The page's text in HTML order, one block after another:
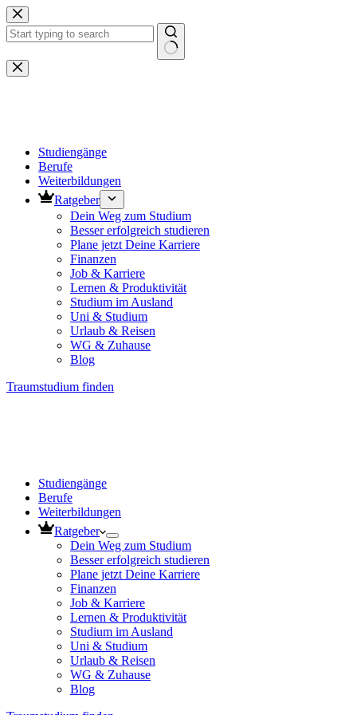
Zum
Inhalt
springen
Keine
Ergebnisse
Studiengänge
Berufe
Weiterbildungen
Ratgeber
Dein Weg zum Studium
Besser erfolgreich studieren
Plane jetzt Deine Karriere
Finanzen
Job & Karriere
Lernen & Produktivität
Studium im Ausland
Uni & Studium
Urlaub & Reisen
WG & Zuhause
Blog
Traumstudium finden
Studiengänge
Berufe
Weiterbildungen
Ratgeber
Dein Weg zum Studium
Besser erfolgreich studieren
Plane jetzt Deine Karriere
Finanzen
Job & Karriere
Lernen & Produktivität
Studium im Ausland
Uni & Studium
Urlaub & Reisen
WG & Zuhause
Blog